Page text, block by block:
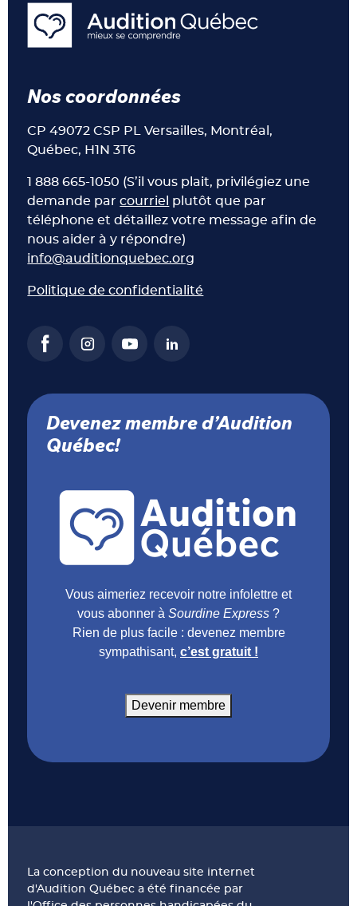
Nos coordonnées
CP 49072 CSP PL Versailles, Montréal,
Québec, H1N 3T6
1 888 665-1050 (S’il vous plait, privilégiez une
demande parcourriel plutôt que par
téléphone et détaillez votre message afin de
nous aider à y répondre)
info@auditionquebec.org
Politique de confidentialité
Devenez membre d’Audition
Québec!
Vous aimeriez recevoir notre infolettre et
vous abonner à Sourdine Express ?
Rien de plus facile : devenez membre
sympathisant, c’est gratuit !
Devenir membre
La conception du nouveau site internet
d'Audition Québec a été financée par